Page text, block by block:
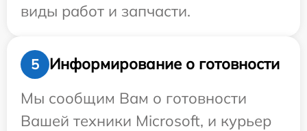
виды работ и запчасти.
5
Информирование о готовности
Мы сообщим Вам о готовности
Вашей техники Microsoft, и курьер